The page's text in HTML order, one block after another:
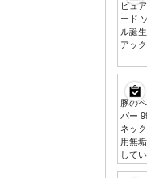
ピュ
ード
ル誕
アッ
豚の
バー
ネッ
用無
して